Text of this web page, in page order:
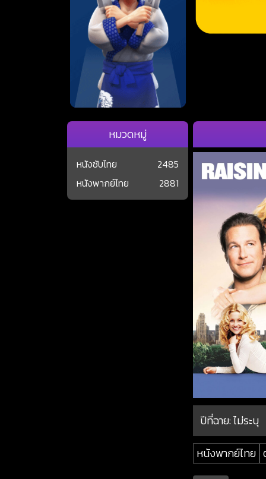
ปีที่ฉาย:ไม่ระบุ
หนังพากย์ไทย
หมวดหมู่
หนังซับไทย
2485
หนังพากย์ไทย
2881